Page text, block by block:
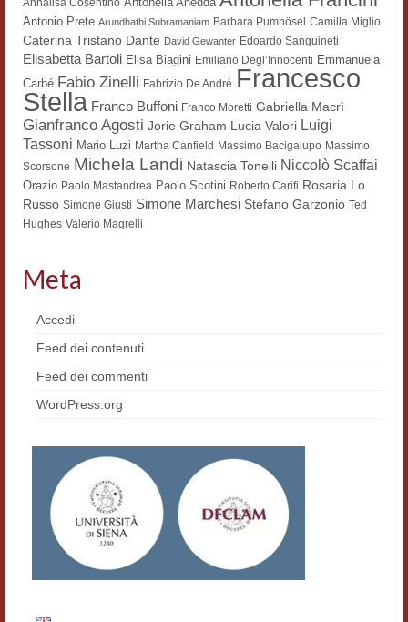
Hagiographica Coreana
Koreanische Literatur und Kultur
Scrittori latini dell’Europa medioevale
Testi Mediolatini
Altri volumi
Atti di convegno
Semicerchio
Numeri
Saggi e testi online
Poesia inglese postcoloniale
Comitato scientifico
Norme etiche e redazionali
Annalisa Cosentino
Antonio Prete Arundhathi Subramaniam Barbara Pumhösel Camilla Miglio
Caterina Tristano Dante David Gewanter Edoardo Sanguineti
Elisabetta Bartoli Elisa Biagini Emiliano Degl’Innocenti Emmanuela
Carbé Fabio Zinelli Fabrizio De André Francesco
Stella Franco Buffoni Franco Moretti Gabriella Macrì
Gianfranco Agosti Jorie Graham Lucia Valori Luigi
Tassoni Mario Luzi Martha Canfield Massimo Bacigalupo Massimo
Scorsone Michela Landi Natascia Tonelli Niccolò Scaffai
Orazio Paolo Mastandrea Paolo Scotini Roberto Carifi Rosaria Lo
Russo Simone Giusti Simone Marchesi Stefano Garzonio Ted
Hughes Valerio Magrelli
Meta
Accedi
Feed dei contenuti
Feed dei commenti
WordPress.org